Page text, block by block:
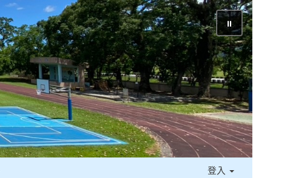
⏸
登入